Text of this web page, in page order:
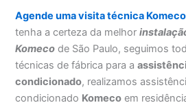
Agende uma visita técnica
tenha a certeza da melhor
Komeco de São Paulo, seguimos
técnicas de fábrica para a
condicionado, realizamos
condicionado Komeco em